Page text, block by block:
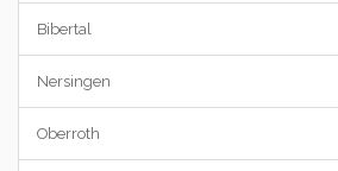
Bibertal
Nersingen
Oberroth